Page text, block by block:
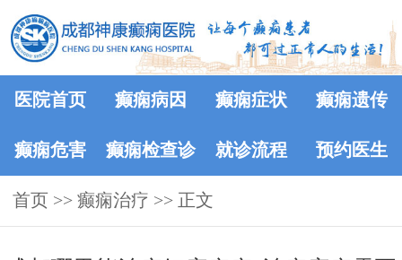
医院首页 癫痫病因 癫痫症状 癫痫遗传
癫痫危害 癫痫检查诊
断
就诊流程 预约医生
首页 >> 癫痫治疗 >> 正文